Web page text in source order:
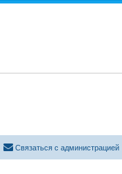
Связаться с администрацией